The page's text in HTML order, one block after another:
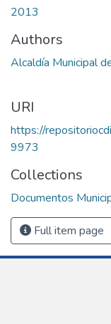
2013
Authors
Alcaldía Municipal
URI
https://
9973
Collections
Documentos
Full item page